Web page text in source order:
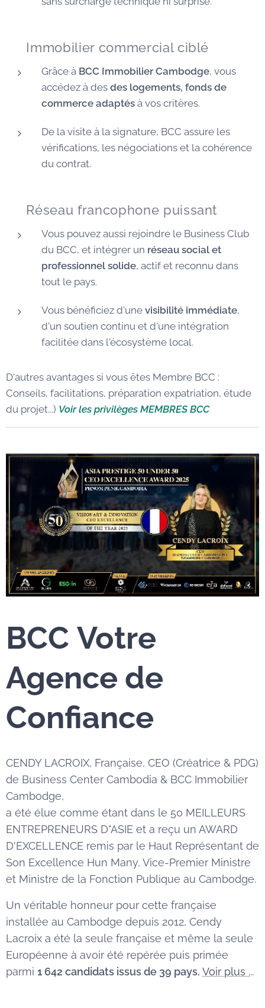
🏠 Immobilier commercial ciblé
Grâce à BCC Immobilier Cambodge, vous
accédez à des des logements, fonds de
commerce adaptés à vos critères.
De la visite à la signature, BCC assure les
vérifications, les négociations et la cohérence
du contrat.
🌐 Réseau francophone puissant
Vous pouvez aussi rejoindre le Business Club
du BCC, et intégrer un réseau social et
professionnel solide, actif et reconnu dans
tout le pays.
Vous bénéficiez d'une visibilité immédiate,
d'un soutien continu et d'une intégration
facilitée dans l'écosystème local.
D'autres avantages si vous êtes Membre BCC :
Conseils, facilitations, préparation expatriation, étude
du projet...) Voir les privilèges MEMBRES BCC
BCC Votre
Agence de
Confiance
CENDY LACROIX, Française, CEO (Créatrice & PDG)
de Business Center Cambodia & BCC Immobilier
Cambodge,
a été élue comme étant dans le 50 MEILLEURS
ENTREPRENEURS D"ASIE et a reçu un AWARD
D'EXCELLENCE remis par le Haut Représentant de
Son Excellence Hun Many, Vice-Premier Ministre
et Ministre de la Fonction Publique au Cambodge.
Un véritable honneur pour cette française
installée au Cambodge depuis 2012, Cendy
Lacroix a été la seule française et même la seule
Européenne à avoir été repérée puis primée
parmi 1 642 candidats issus de 39 pays. Voir plus ...